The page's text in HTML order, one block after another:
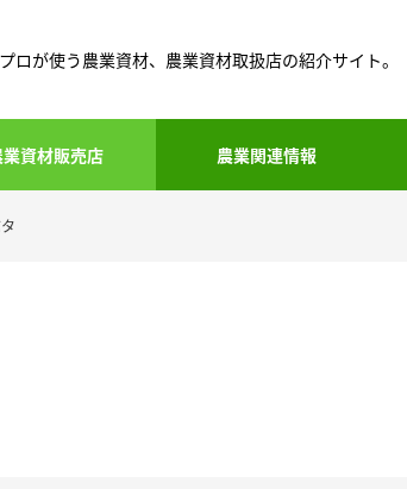
プロが使う農業資材、農業資材取扱店の紹介サイト。
業資材販売店 農業関連情報